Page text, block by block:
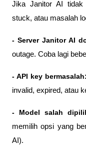
Jika Janitor AI tidak
stuck, atau masalah
- Server Janitor AI
outage. Coba lagi
- API key
invalid, expired, atau
- Model salah
memilih opsi yang
AI).